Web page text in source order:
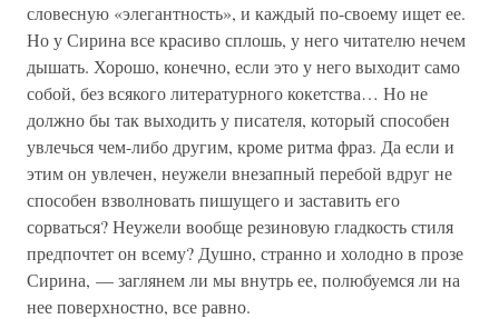
словесную «элегантность», и каждый по-своему ищет ее.
Но у Сирина все красиво сплошь, у него читателю нечем
дышать. Хорошо, конечно, если это у него выходит само
собой, без всякого литературного кокетства… Но не
должно бы так выходить у писателя, который способен
увлечься чем-либо другим, кроме ритма фраз. Да если и
этим он увлечен, неужели внезапный перебой вдруг не
способен взволновать пишущего и заставить его
сорваться? Неужели вообще резиновую гладкость стиля
предпочтет он всему? Душно, странно и холодно в прозе
Сирина, — заглянем ли мы внутрь ее, полюбуемся ли на
нее поверхностно, все равно.